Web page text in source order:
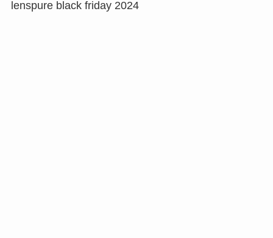
lenspure black friday 2024